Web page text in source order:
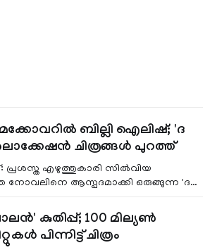
ബില്ലി ഐലിഷ്; 'ദ
ചിത്രങ്ങൾ പുറത്ത്
എഴുത്തുകാരി സിൽവിയ
നോവലിനെ ആസ്പദമാക്കി ഒരുങ്ങുന്ന 'ദ
കുതിപ്പ്; 100 മില്യൺ
പിന്നിട്ട് ചിത്രം